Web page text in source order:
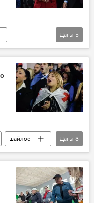
Дагы 5
шайлоо
мандат
Дагы 3